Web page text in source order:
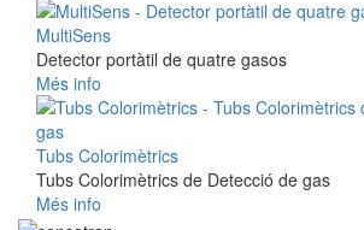
MultiSens
Detector portàtil de quatre gasos
Més info
Tubs Colorimètrics
Tubs Colorimètrics de Detecció de gas
Més info